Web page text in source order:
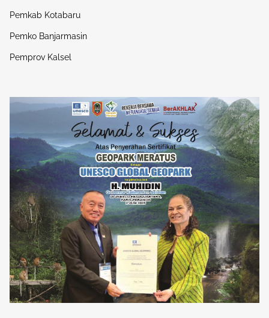
Pemkab Kotabaru
Pemko Banjarmasin
Pemprov Kalsel